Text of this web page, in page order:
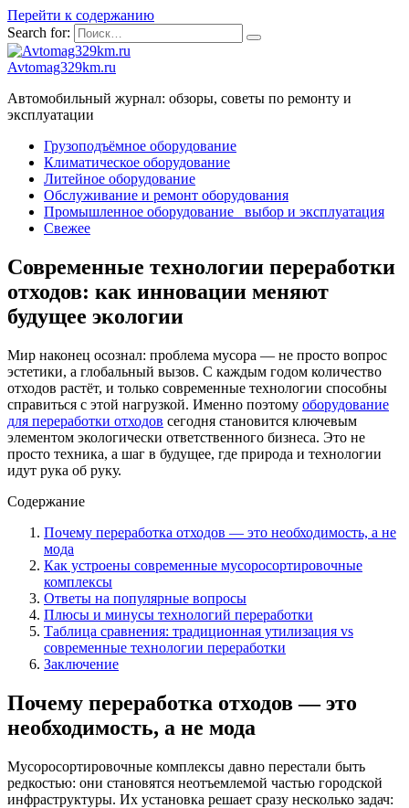
Перейти к содержанию
Search for:
Avtomag329km.ru
Автомобильный журнал: обзоры, советы по ремонту и
эксплуатации
Грузоподъёмное оборудование
Климатическое оборудование
Литейное оборудование
Обслуживание и ремонт оборудования
Промышленное оборудование_ выбор и эксплуатация
Свежее
Современные технологии переработки
отходов: как инновации меняют
будущее экологии
Мир наконец осознал: проблема мусора — не просто вопрос
эстетики, а глобальный вызов. С каждым годом количество
отходов растёт, и только современные технологии способны
справиться с этой нагрузкой. Именно поэтому оборудование
для переработки отходов сегодня становится ключевым
элементом экологически ответственного бизнеса. Это не
просто техника, а шаг в будущее, где природа и технологии
идут рука об руку.
Содержание
Почему переработка отходов — это необходимость, а не
мода
Как устроены современные мусоросортировочные
комплексы
Ответы на популярные вопросы
Плюсы и минусы технологий переработки
Таблица сравнения: традиционная утилизация vs
современные технологии переработки
Заключение
Почему переработка отходов — это
необходимость, а не мода
Мусоросортировочные комплексы давно перестали быть
редкостью: они становятся неотъемлемой частью городской
инфраструктуры. Их установка решает сразу несколько задач: